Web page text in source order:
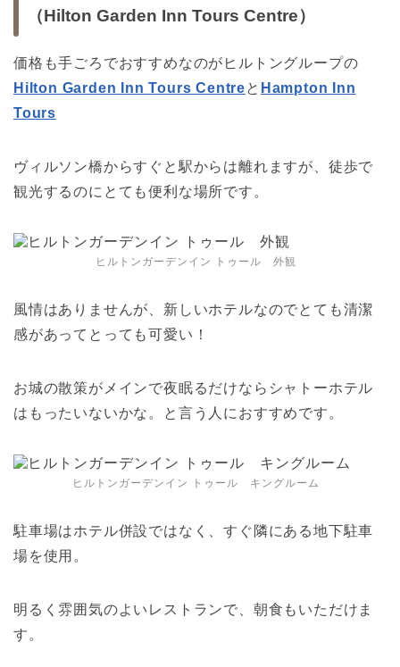
（Hilton Garden Inn Tours Centre）
価格も手ごろでおすすめなのがヒルトングループの
Hilton Garden Inn Tours Centreと Hampton Inn
Tours
ヴィルソン橋からすぐと駅からは離れますが、徒歩で
観光するのにとても便利な場所です。
ヒルトンガーデンイン トゥール 外観
風情はありませんが、新しいホテルなのでとても清潔
感があってとっても可愛い！
お城の散策がメインで夜眠るだけならシャトーホテル
はもったいないかな。と言う人におすすめです。
ヒルトンガーデンイン トゥール キングルーム
駐車場はホテル併設ではなく、すぐ隣にある地下駐車
場を使用。
明るく雰囲気のよいレストランで、朝食もいただけま
す。